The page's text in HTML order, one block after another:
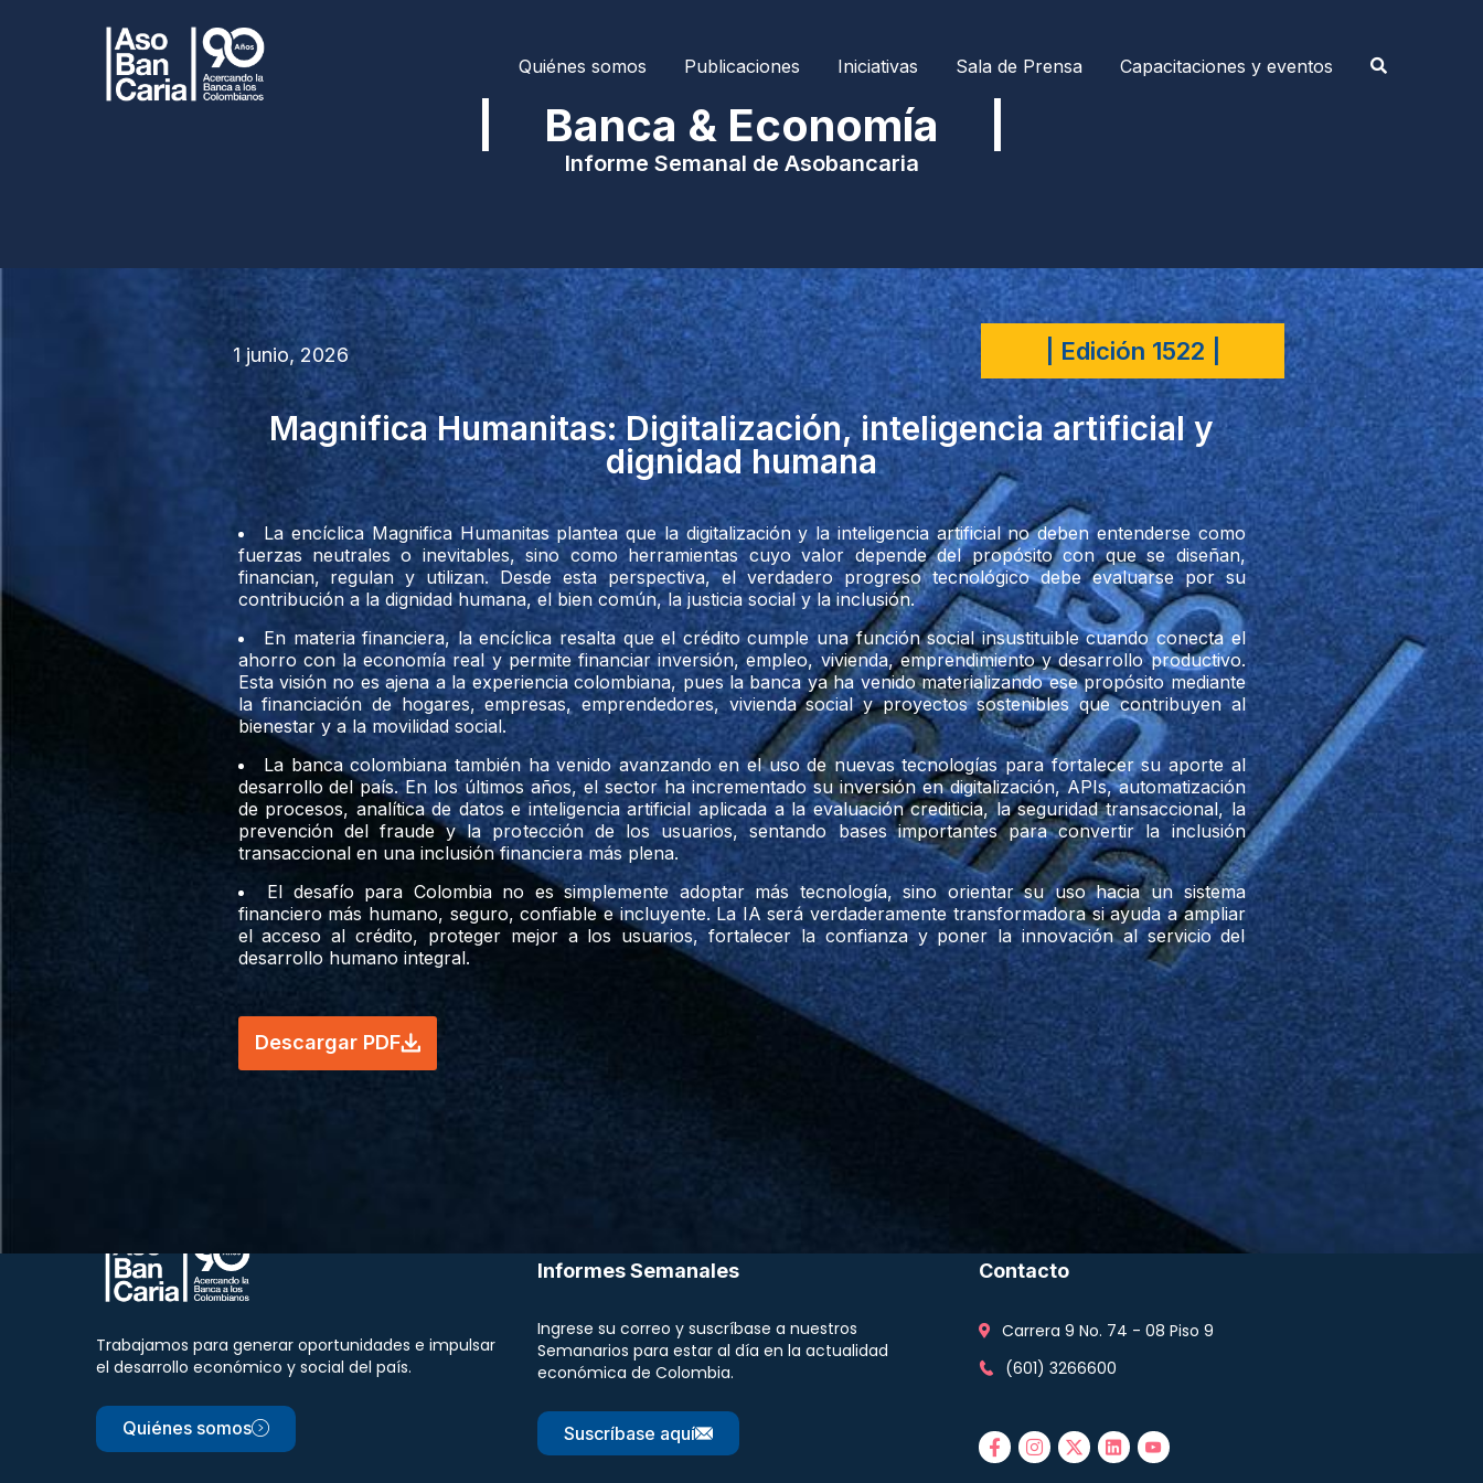
Quiénes somos Publicaciones Iniciativas Sala de Prensa Capacitaciones y eventos
| Banca & Economía |
Informe Semanal de Asobancaria
1 junio, 2026 | Edición 1522 |
Magnifica Humanitas: Digitalización, inteligencia artificial y
dignidad humana
La encíclica Magnifica Humanitas plantea que la digitalización y la inteligencia artificial no deben entenderse como
fuerzas neutrales o inevitables, sino como herramientas cuyo valor depende del propósito con que se diseñan,
financian, regulan y utilizan. Desde esta perspectiva, el verdadero progreso tecnológico debe evaluarse por su
contribución a la dignidad humana, el bien común, la justicia social y la inclusión.
En materia financiera, la encíclica resalta que el crédito cumple una función social insustituible cuando conecta el
ahorro con la economía real y permite financiar inversión, empleo, vivienda, emprendimiento y desarrollo productivo.
Esta visión no es ajena a la experiencia colombiana, pues la banca ya ha venido materializando ese propósito mediante
la financiación de hogares, empresas, emprendedores, vivienda social y proyectos sostenibles que contribuyen al
bienestar y a la movilidad social.
La banca colombiana también ha venido avanzando en el uso de nuevas tecnologías para fortalecer su aporte al
desarrollo del país. En los últimos años, el sector ha incrementado su inversión en digitalización, APIs, automatización
de procesos, analítica de datos e inteligencia artificial aplicada a la evaluación crediticia, la seguridad transaccional, la
prevención del fraude y la protección de los usuarios, sentando bases importantes para convertir la inclusión
transaccional en una inclusión financiera más plena.
El desafío para Colombia no es simplemente adoptar más tecnología, sino orientar su uso hacia un sistema
financiero más humano, seguro, confiable e incluyente. La IA será verdaderamente transformadora si ayuda a ampliar
el acceso al crédito, proteger mejor a los usuarios, fortalecer la confianza y poner la innovación al servicio del
desarrollo humano integral.
Descargar PDF
Trabajamos para generar oportunidades e impulsar
el desarrollo económico y social del país.
Quiénes somos
Informes Semanales
Ingrese su correo y suscríbase a nuestros
Semanarios para estar al día en la actualidad
económica de Colombia.
Suscríbase aquí
Contacto
Carrera 9 No. 74 - 08 Piso 9
(601) 3266600